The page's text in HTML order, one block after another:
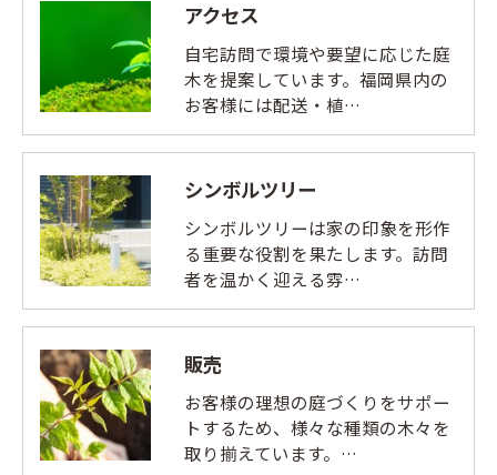
アクセス
自宅訪問で環境や要望に応じた庭
木を提案しています。福岡県内の
お客様には配送・植…
シンボルツリー
シンボルツリーは家の印象を形作
る重要な役割を果たします。訪問
者を温かく迎える雰…
販売
お客様の理想の庭づくりをサポー
トするため、様々な種類の木々を
取り揃えています。…